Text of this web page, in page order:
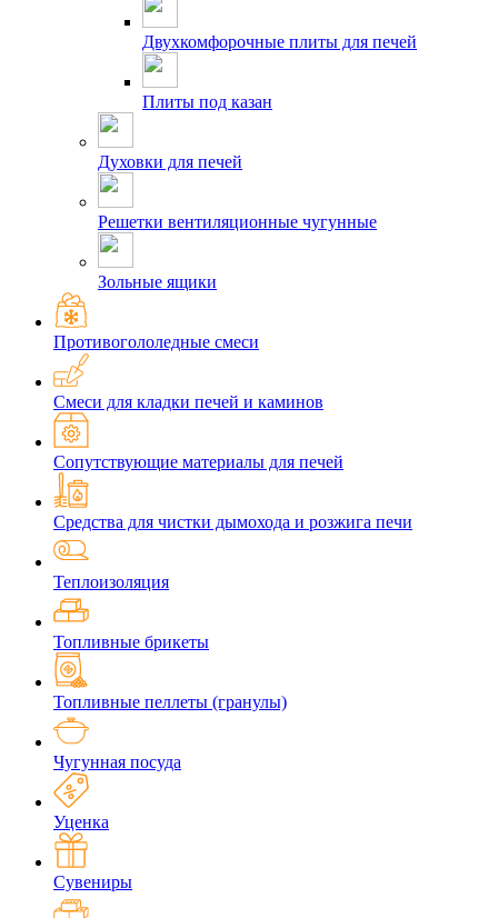
Двухкомфорочные плиты для печей
Плиты под казан
Духовки для печей
Решетки вентиляционные чугунные
Зольные ящики
Противогололедные смеси
Смеси для кладки печей и каминов
Сопутствующие материалы для печей
Средства для чистки дымохода и розжига печи
Теплоизоляция
Топливные брикеты
Топливные пеллеты (гранулы)
Чугунная посуда
Уценка
Сувениры